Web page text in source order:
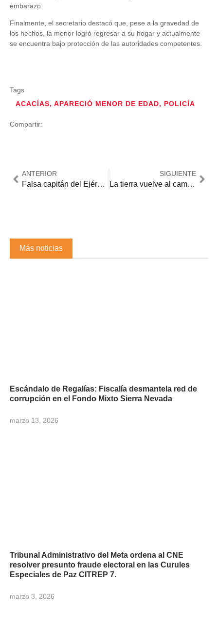
embarazo.
Finalmente, el secretario destacó que, pese a la gravedad de
los hechos, la menor logró regresar a su hogar y actualmente
se encuentra bajo protección de las autoridades competentes.
Tags
ACACÍAS, APARECIÓ MENOR DE EDAD, POLICÍA
Compartir:
ANTERIOR
Falsa capitán del Ejército se infiltró 29 veces en el Batallón Guardia Presidencial
SIGUIENTE
La tierra vuelve al campesino
Más noticias
Escándalo de Regalías: Fiscalía desmantela red de
corrupción en el Fondo Mixto Sierra Nevada
marzo 13, 2026
Tribunal Administrativo del Meta ordena al CNE
resolver presunto fraude electoral en las Curules
Especiales de Paz CITREP 7.
marzo 3, 2026